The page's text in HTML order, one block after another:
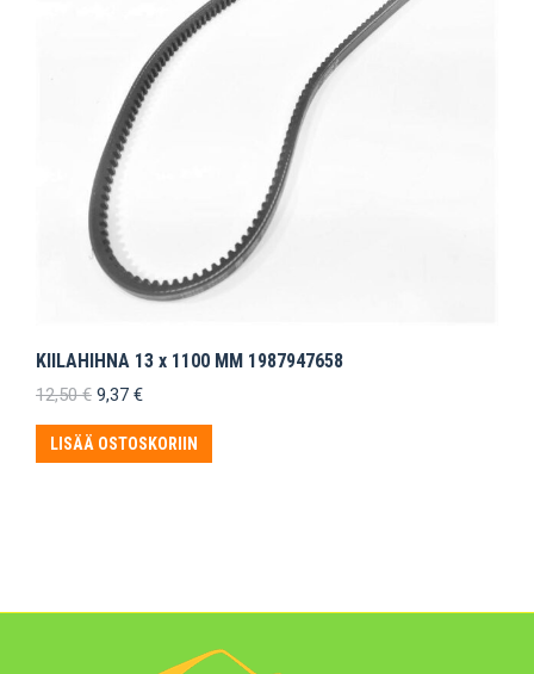
KIILAHIHNA 13 x 1100 MM 1987947658
12,50€ Alkuperäinen
oli:
12,50 €.
9,37 €Nykyinen
on:
9,37 €.
LISÄÄ OSTOSKORIIN